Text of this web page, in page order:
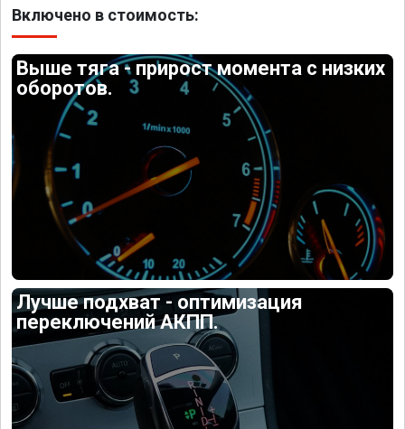
Включено в стоимость:
Выше тяга - прирост момента с низких
оборотов.
Лучше подхват - оптимизация
переключений АКПП.